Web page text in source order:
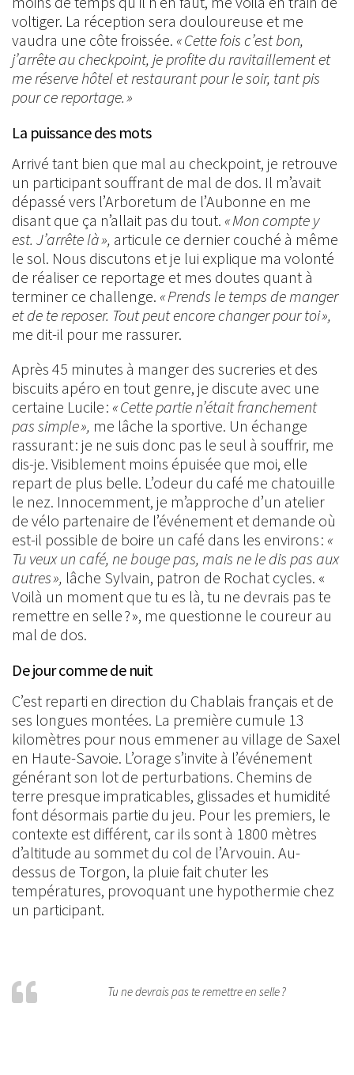
voltiger. La réception sera douloureuse et me
vaudra une côte froissée. « Cette fois c’est bon,
j’arrête au checkpoint, je profite du ravitaillement et
me réserve hôtel et restaurant pour le soir, tant pis
pour ce reportage. »
La puissance des mots
Arrivé tant bien que mal au checkpoint, je retrouve
un participant souffrant de mal de dos. Il m’avait
dépassé vers l’Arboretum de l’Aubonne en me
disant que ça n’allait pas du tout. « Mon compte y
est. J’arrête là », articule ce dernier couché à même
le sol. Nous discutons et je lui explique ma volonté
de réaliser ce reportage et mes doutes quant à
terminer ce challenge. « Prends le temps de manger
et de te reposer. Tout peut encore changer pour toi »,
me dit-il pour me rassurer.
Après 45 minutes à manger des sucreries et des
biscuits apéro en tout genre, je discute avec une
certaine Lucile : « Cette partie n’était franchement
pas simple », me lâche la sportive. Un échange
rassurant : je ne suis donc pas le seul à souffrir, me
dis-je. Visiblement moins épuisée que moi, elle
repart de plus belle. L’odeur du café me chatouille
le nez. Innocemment, je m’approche d’un atelier
de vélo partenaire de l’événement et demande où
est-il possible de boire un café dans les environs : «
Tu veux un café, ne bouge pas, mais ne le dis pas aux
autres », lâche Sylvain, patron de Rochat cycles. «
Voilà un moment que tu es là, tu ne devrais pas te
remettre en selle ? », me questionne le coureur au
mal de dos.
De jour comme de nuit
C’est reparti en direction du Chablais français et de
ses longues montées. La première cumule 13
kilomètres pour nous emmener au village de Saxel
en Haute-Savoie. L’orage s’invite à l’événement
générant son lot de perturbations. Chemins de
terre presque impraticables, glissades et humidité
font désormais partie du jeu. Pour les premiers, le
contexte est différent, car ils sont à 1800 mètres
d’altitude au sommet du col de l’Arvouin. Au-
dessus de Torgon, la pluie fait chuter les
températures, provoquant une hypothermie chez
un participant.
Tu ne devrais pas te remettre en selle ?